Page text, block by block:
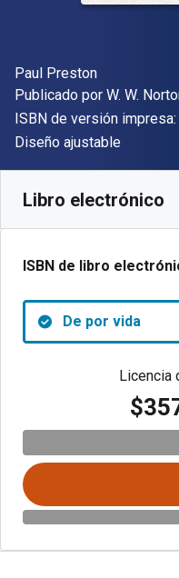
Autor(es)
Paul Preston
Editor
Publicado por W. W.
ISBN de versión impresa:
Formato
Diseño ajustable
Libro electrónico
ISBN de libro
De por vida
Licencia